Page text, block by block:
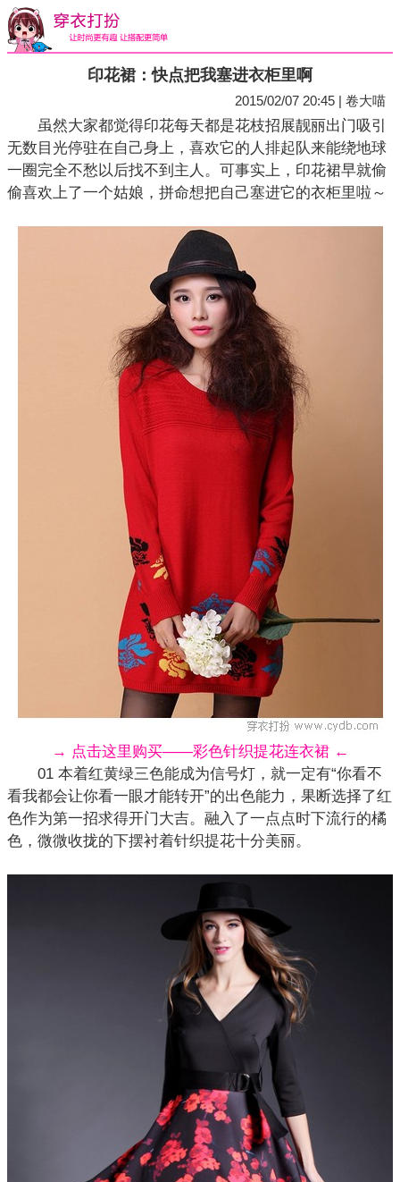
印花裙：快点把我塞进衣柜里啊
2015/02/07 20:45 | 卷大喵
虽然大家都觉得印花每天都是花枝招展靓丽出门吸引
无数目光停驻在自己身上，喜欢它的人排起队来能绕地球
一圈完全不愁以后找不到主人。可事实上，印花裙早就偷
偷喜欢上了一个姑娘，拼命想把自己塞进它的衣柜里啦～
→ 点击这里购买——彩色针织提花连衣裙 ←
01 本着红黄绿三色能成为信号灯，就一定有“你看不
看我都会让你看一眼才能转开”的出色能力，果断选择了红
色作为第一招求得开门大吉。融入了一点点时下流行的橘
色，微微收拢的下摆衬着针织提花十分美丽。